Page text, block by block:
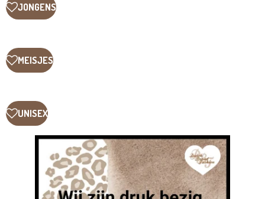
JONGENS
MEISJES
UNISEX